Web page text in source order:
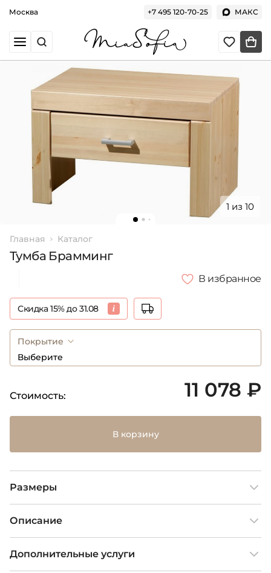
Москва +7 495 120-70-25 МАКС
1 из 10
Главная Каталог
Тумба Брамминг
В избранное
Скидка 15% до 31.08
Покрытие
Выберите
Стоимость: 11 078 ₽
В корзину
Размеры
Описание
Дополнительные услуги